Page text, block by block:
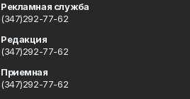
Рекламная служба
(347)292-77-62
Редакция
(347)292-77-62
Приемная
(347)292-77-62